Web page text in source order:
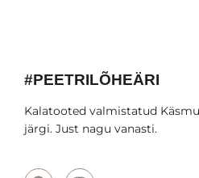
#PEETRILÕHEÄRI
Kalatooted valmistatud
järgi. Just nagu vanasti.